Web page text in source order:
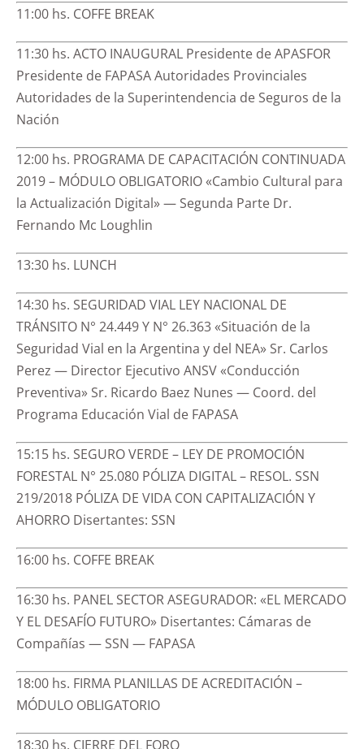
11:00 hs. COFFE BREAK
11:30 hs. ACTO INAUGURAL Presidente de APASFOR
Presidente de FAPASA Autoridades Provinciales
Autoridades de la Superintendencia de Seguros de la
Nación
12:00 hs. PROGRAMA DE CAPACITACIÓN CONTINUADA
2019 – MÓDULO OBLIGATORIO «Cambio Cultural para
la Actualización Digital» — Segunda Parte Dr.
Fernando Mc Loughlin
13:30 hs. LUNCH
14:30 hs. SEGURIDAD VIAL LEY NACIONAL DE
TRÁNSITO N° 24.449 Y N° 26.363 «Situación de la
Seguridad Vial en la Argentina y del NEA» Sr. Carlos
Perez — Director Ejecutivo ANSV «Conducción
Preventiva» Sr. Ricardo Baez Nunes — Coord. del
Programa Educación Vial de FAPASA
15:15 hs. SEGURO VERDE – LEY DE PROMOCIÓN
FORESTAL N° 25.080 PÓLIZA DIGITAL – RESOL. SSN
219/2018 PÓLIZA DE VIDA CON CAPITALIZACIÓN Y
AHORRO Disertantes: SSN
16:00 hs. COFFE BREAK
16:30 hs. PANEL SECTOR ASEGURADOR: «EL MERCADO
Y EL DESAFÍO FUTURO» Disertantes: Cámaras de
Compañías — SSN — FAPASA
18:00 hs. FIRMA PLANILLAS DE ACREDITACIÓN –
MÓDULO OBLIGATORIO
18:30 hs. CIERRE DEL FORO